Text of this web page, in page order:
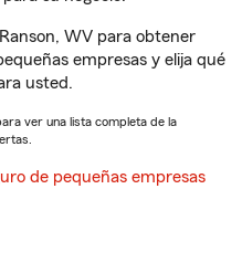
WV para obtener
empresas y elija qué
usted.
ver una lista completa de la
de pequeñas empresas